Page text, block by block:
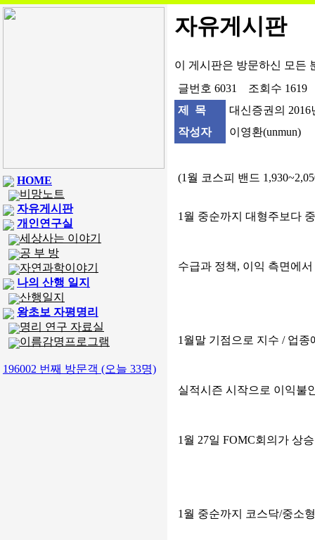
HOME
비망노트
자유게시판
개인연구실
세상사는 이야기
공 부 방
자연과학이야기
나의 산행 일지
산행일지
왕초보 자평명리
명리 연구 자료실
이름감명프로그램
196002 번째 방문객 (오늘 33명)
자유게시판
이 게시판은 방문하신 모든
글번호 6031 조회수
제 목
대신증권의
작성자
이영환(unmun)
(1월 코스피 밴드
1월 중순까지 대형주보다
수급과 정책, 이익 측면에
1월말 기점으로 지수 / 업
실적시즌 시작으로 이익불
1월 27일 FOMC회의가 상
1월 중순까지 코스닥/중소